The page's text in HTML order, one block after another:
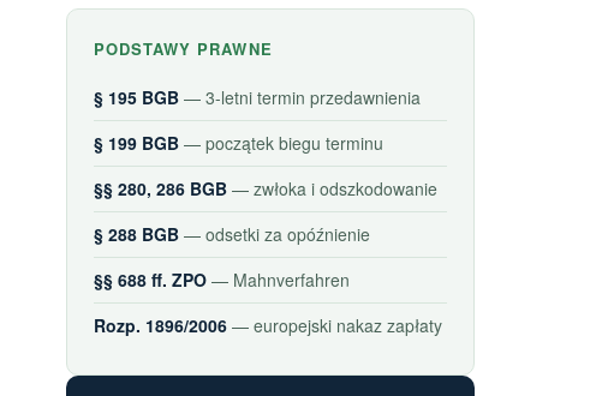
PODSTAWY PRAWNE
§ 195 BGB — 3-letni termin przedawnienia
§ 199 BGB — początek biegu terminu
§§ 280, 286 BGB — zwłoka i odszkodowanie
§ 288 BGB — odsetki za opóźnienie
§§ 688 ff. ZPO — Mahnverfahren
Rozp. 1896/2006 — europejski nakaz zapłaty